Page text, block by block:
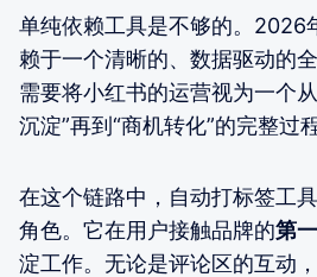
单纯依赖工具是不够的。2026
赖于一个清晰的、数据驱动的
需要将小红书的运营视为一个
沉淀”再到“商机转化”的完整过程
在这个链路中，自动打标签工
角色。它在用户接触品牌的第
淀工作。无论是评论区的互动